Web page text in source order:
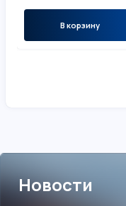
В корзину
Новости